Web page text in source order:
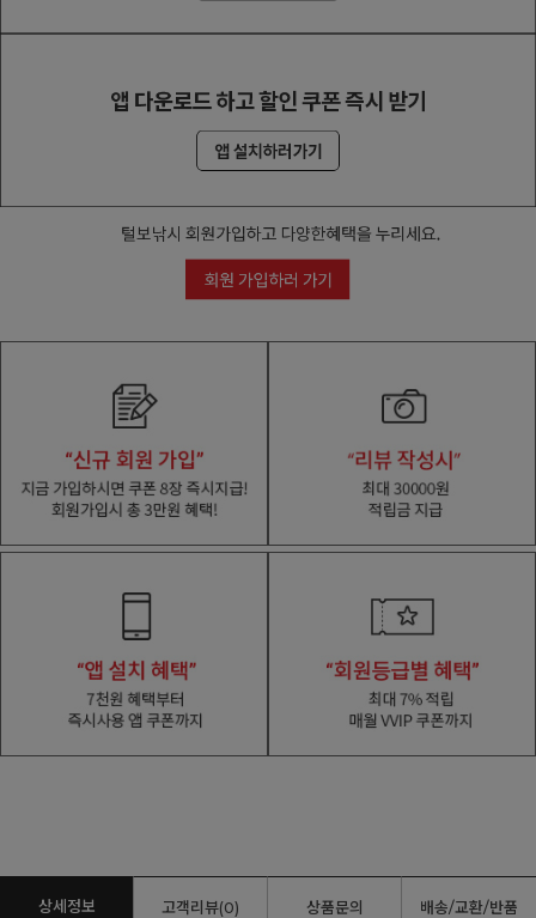
상세정보 고객리뷰(0) 상품문의 배송/교환/반품